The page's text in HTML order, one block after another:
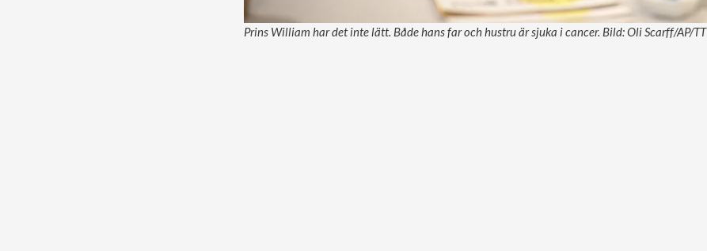
Prins William har det inte lätt. Både hans far och hustru är sjuka i cancer. Bild: Oli Scarff/AP/TT